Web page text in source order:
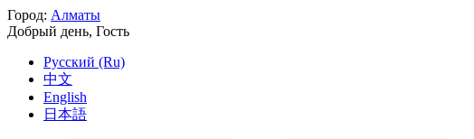
Город: Алматы
Добрый день, Гость
Русский (Ru)
中文
English
日本語